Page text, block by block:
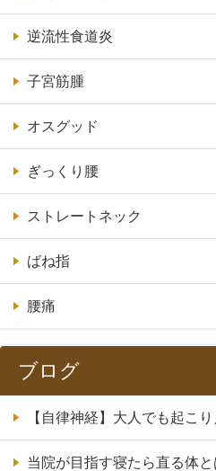
逆流性食道炎
子宮筋腫
オスグッド
ぎっくり腰
ストレートネック
ばね指
腰痛
ブログ
【自律神経】大人でも起こ
当院が目指す寝たら直る体